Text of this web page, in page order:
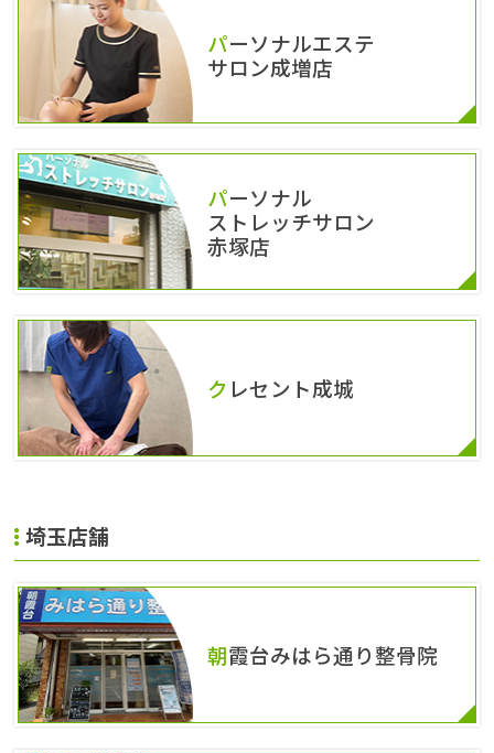
パーソナルエステ
サロン成増店
パーソナル
ストレッチサロン
赤塚店
クレセント成城
埼玉店舗
朝霞台みはら通り整骨院